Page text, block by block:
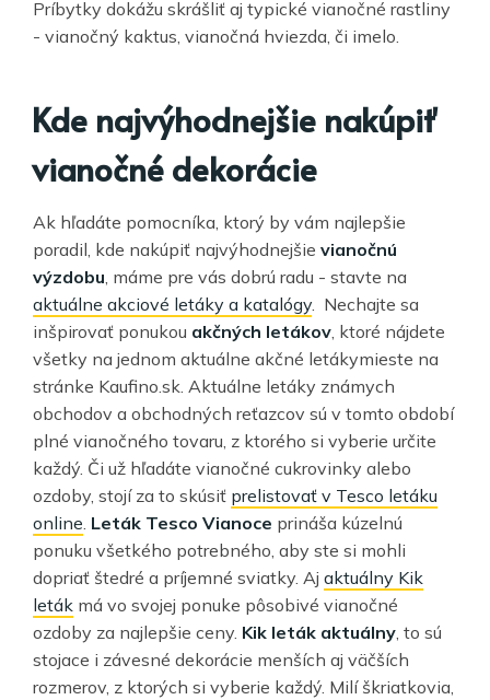
Príbytky dokážu skrášliť aj typické vianočné rastliny
- vianočný kaktus, vianočná hviezda, či imelo.
Kde najvýhodnejšie nakúpiť
vianočné dekorácie
Ak hľadáte pomocníka, ktorý by vám najlepšie
poradil, kde nakúpiť najvýhodnejšie vianočnú
výzdobu , máme pre vás dobrú radu - stavte na
aktuálne akciové letáky a katalógy . Nechajte sa
inšpirovať ponukou akčných letákov , ktoré nájdete
všetky na jednom aktuálne akčné letákymieste na
stránke Kaufino.sk. Aktuálne letáky známych
obchodov a obchodných reťazcov sú v tomto období
plné vianočného tovaru, z ktorého si vyberie určite
každý. Či už hľadáte vianočné cukrovinky alebo
ozdoby, stojí za to skúsiť prelistovať v Tesco letáku
online Leták Tesco Vianoce prináša kúzelnú
ponuku všetkého potrebného, aby ste si mohli
dopriať štedré a príjemné sviatky. Aj aktuálny Kik
leták má vo svojej ponuke pôsobivé vianočné
ozdoby za najlepšie ceny. Kik leták aktuálny , to sú
stojace i závesné dekorácie menších aj väčších
rozmerov, z ktorých si vyberie každý. Milí škriatkovia,